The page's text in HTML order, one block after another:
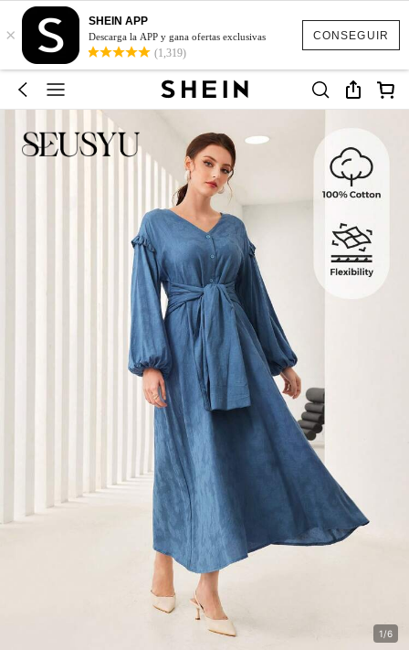
CONSEGUIR
×
SHEIN APP
Descarga la APP y gana ofertas exclusivas
(1,319)
1/6